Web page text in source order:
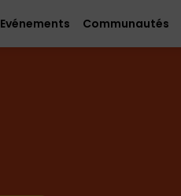
Evénements Communautés